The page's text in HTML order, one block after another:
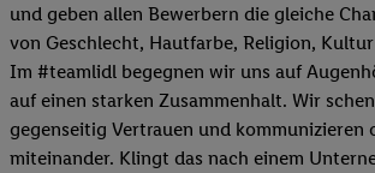
und geben allen Bewerbern die gleiche
von Geschlecht, Hautfarbe, Religion,
Im #teamlidl begegnen wir uns auf
auf einen starken Zusammenhalt. Wir
gegenseitig Vertrauen und kommunizieren
miteinander. Klingt das nach einem